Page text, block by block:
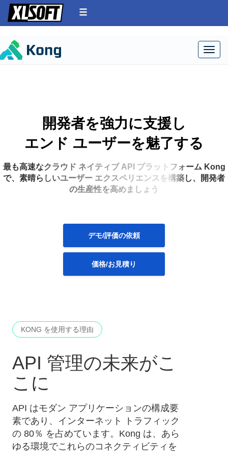
開発者を強力に支援し
エンド ユーザーを魅了する
最も高速なクラウド ネイティブ API プラットフォーム Kong
で、素晴らしいユーザー エクスペリエンスを構築し、開発者
の生産性を高めましょう
デモ/評価の依頼
価格/お見積り
KONG を使用する理由
API 管理の未来がこ
こに
API はモダン アプリケーションの構成要
素であり、インターネット トラフィック
の 80％ を占めています。Kong は、あら
ゆる環境でこれらのコネクティビティを